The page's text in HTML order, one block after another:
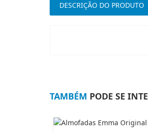
DESCRIÇÃO DO PRODUTO
TAMBÉM PODE SE